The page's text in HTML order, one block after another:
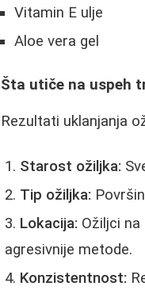
Vitamin E ulje
Aloe vera gel
Šta utiče na uspeh
Rezultati uklanjanja
Starost ožiljka:
Tip ožiljka:
Lokacija: Ožiljci
agresivnije metode.
Konzistentnost: